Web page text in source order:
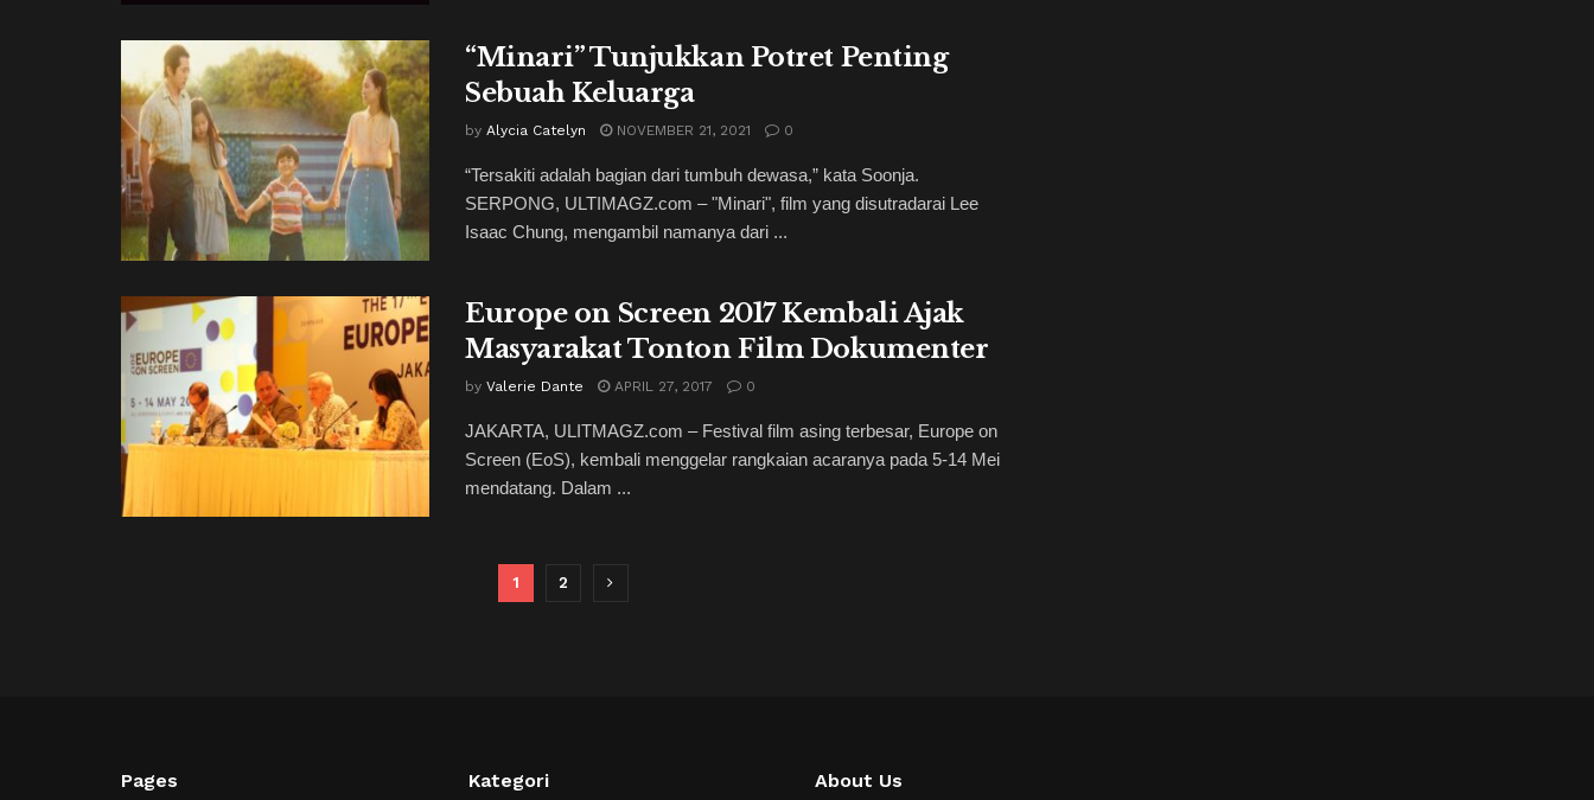
“Minari” Tunjukkan Potret Penting
Sebuah Keluarga
by Alycia Catelyn NOVEMBER 21, 2021 0
“Tersakiti adalah bagian dari tumbuh dewasa,” kata Soonja.
SERPONG, ULTIMAGZ.com – "Minari", film yang disutradarai Lee
Isaac Chung, mengambil namanya dari ...
Europe on Screen 2017 Kembali Ajak
Masyarakat Tonton Film Dokumenter
by Valerie Dante APRIL 27, 2017 0
JAKARTA, ULITMAGZ.com – Festival film asing terbesar, Europe on
Screen (EoS), kembali menggelar rangkaian acaranya pada 5-14 Mei
mendatang. Dalam ...
1 2
Pages Kategori About Us